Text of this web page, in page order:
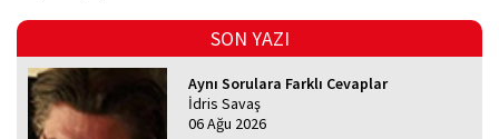
SON YAZI
Aynı Sorulara Farklı Cevaplar
İdris Savaş
06 Ağu 2026